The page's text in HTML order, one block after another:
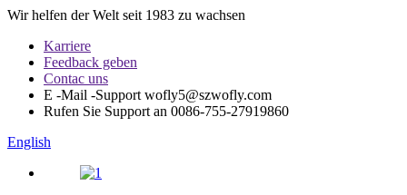
Wir helfen der Welt seit 1983 zu wachsen
Karriere
Feedback geben
Contac uns
E -Mail -Support wofly5@szwofly.com
Rufen Sie Support an 0086-755-27919860
English